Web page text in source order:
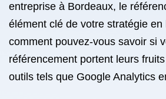
entreprise à Bordeaux, le
élément clé de votre stratégie en
comment pouvez-vous savoir si
référencement portent leurs
outils tels que Google Analytics